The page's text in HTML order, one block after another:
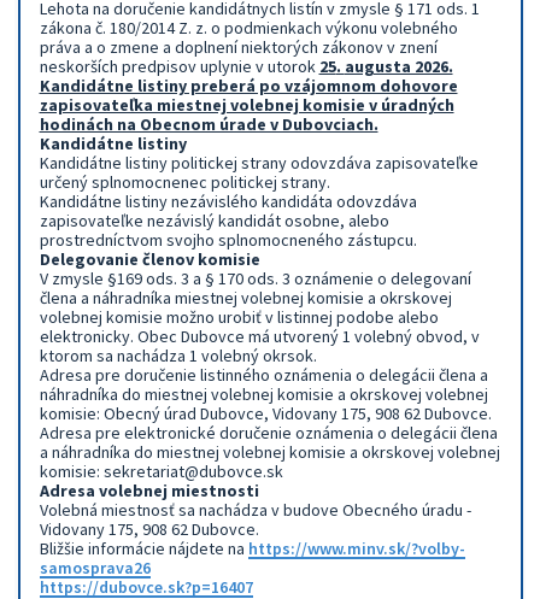
Lehota na doručenie kandidátnych listín v zmysle § 171 ods. 1
zákona č. 180/2014 Z. z. o podmienkach výkonu volebného
práva a o zmene a doplnení niektorých zákonov v znení
neskorších predpisov uplynie v utorok 25. augusta 2026.
Kandidátne listiny preberá po vzájomnom dohovore
zapisovateľka miestnej volebnej komisie v úradných
hodinách na Obecnom úrade v Dubovciach.
Kandidátne listiny
Kandidátne listiny politickej strany odovzdáva zapisovateľke
určený splnomocnenec politickej strany.
Kandidátne listiny nezávislého kandidáta odovzdáva
zapisovateľke nezávislý kandidát osobne, alebo
prostredníctvom svojho splnomocneného zástupcu.
Delegovanie členov komisie
V zmysle §169 ods. 3 a § 170 ods. 3 oznámenie o delegovaní
člena a náhradníka miestnej volebnej komisie a okrskovej
volebnej komisie možno urobiť v listinnej podobe alebo
elektronicky. Obec Dubovce má utvorený 1 volebný obvod, v
ktorom sa nachádza 1 volebný okrsok.
Adresa pre doručenie listinného oznámenia o delegácii člena a
náhradníka do miestnej volebnej komisie a okrskovej volebnej
komisie: Obecný úrad Dubovce, Vidovany 175, 908 62 Dubovce.
Adresa pre elektronické doručenie oznámenia o delegácii člena
a náhradníka do miestnej volebnej komisie a okrskovej volebnej
komisie: sekretariat@dubovce.sk
Adresa volebnej miestnosti
Volebná miestnosť sa nachádza v budove Obecného úradu -
Vidovany 175, 908 62 Dubovce.
Bližšie informácie nájdete na https://www.minv.sk/?volby-
samosprava26
https://dubovce.sk?p=16407